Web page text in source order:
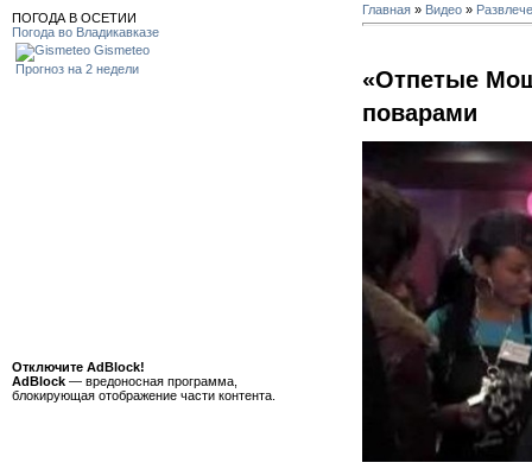
ПОГОДА В ОСЕТИИ
Погода во Владикавказе
Gismeteo
Прогноз на 2 недели
Отключите AdBlock!
AdBlock — вредоносная программа,
блокирующая отображение части контента.
Главная » Видео »
«Отпетые
поварами